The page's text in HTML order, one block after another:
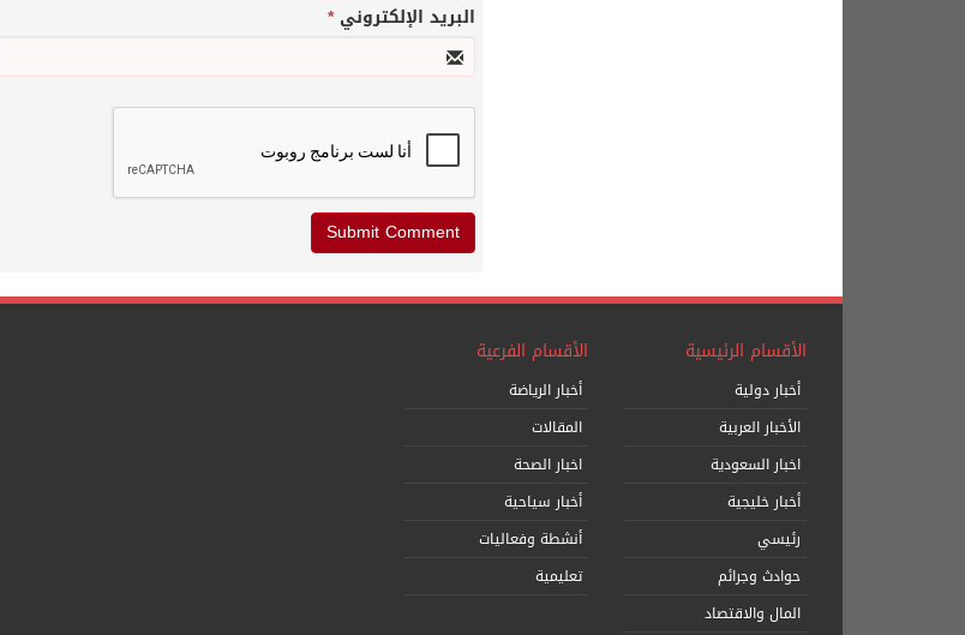
البريد الإلكتروني*
الأقسام الرئيسية
أخبار دولية
الأخبار العربية
اخبار السعودية
أخبار خليجية
رئيسي
حوادث وجرائم
المال والاقتصاد
الأقسام الفرعية
أخبار الرياضة
المقالات
اخبار الصحة
أخبار سياحية
أنشطة وفعاليات
تعليمية